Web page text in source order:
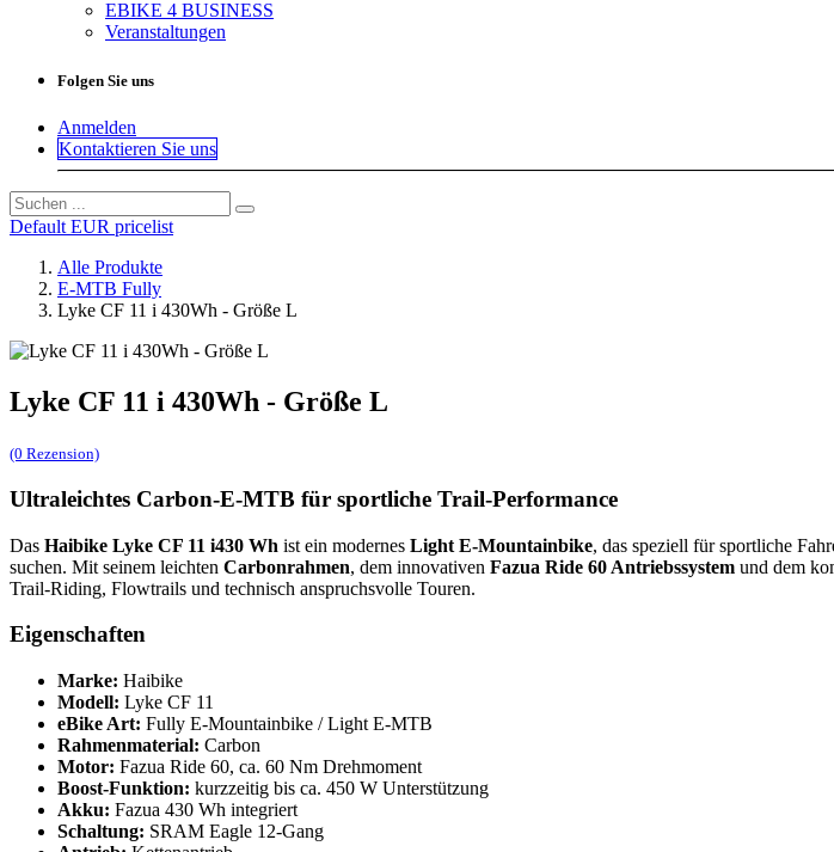
EBIKE 4 BUSINESS
Veranstaltungen
Folgen Sie uns
Anmelden
Kontaktieren Sie uns
Default EUR pricelist
Alle Produkte
E-MTB Fully
Lyke CF 11 i 430Wh - Größe L
Lyke CF 11 i 430Wh - Größe L
(0 Rezension)
Ultraleichtes Carbon-E-MTB für sportliche Trail-Performance
Das Haibike Lyke CF 11 i430 Wh ist ein modernes Light E-Mountainbike, das speziell für sportliche
suchen. Mit seinem leichten Carbonrahmen, dem innovativen Fazua Ride 60 Antriebssystem und dem
Trail-Riding, Flowtrails und technisch anspruchsvolle Touren.
Eigenschaften
Marke: Haibike
Modell: Lyke CF 11
eBike Art: Fully E-Mountainbike / Light E-MTB
Rahmenmaterial: Carbon
Motor: Fazua Ride 60, ca. 60 Nm Drehmoment
Boost-Funktion: kurzzeitig bis ca. 450 W Unterstützung
Akku: Fazua 430 Wh integriert
Schaltung: SRAM Eagle 12-Gang